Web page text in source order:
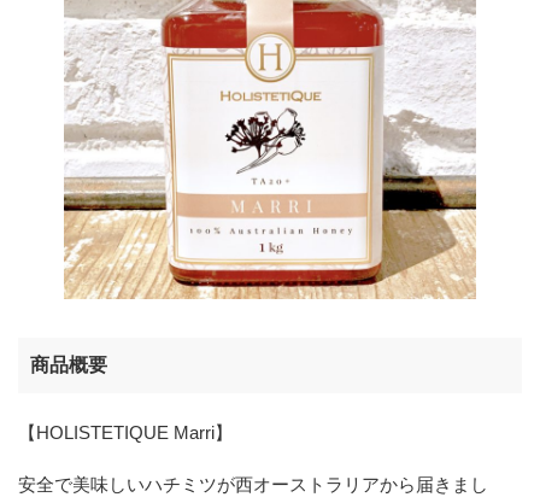
商品概要
【HOLISTETIQUE Marri】
安全で美味しいハチミツが西オーストラリアから届きまし